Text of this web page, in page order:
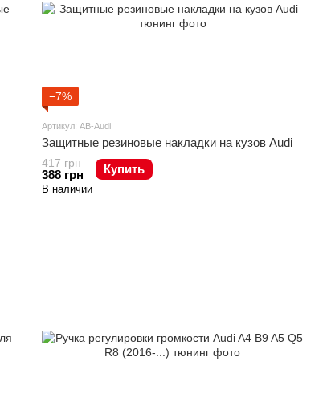
−7%
Артикул: AB-Audi
Защитные резиновые накладки на кузов Audi
417 грн
388 грн Купить
В наличии